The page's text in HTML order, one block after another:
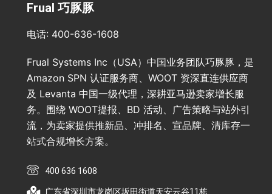
Frual 巧豚豚
电话: 400-636-1608
Frual Systems Inc（USA）中国业务团队巧豚豚，是
Amazon SPN 认证服务商、WOOT 资深直连供应商
及 Levanta 中国一级代理，深耕亚马逊卖家增长服
务。围绕 WOOT提报、BD 活动、广告策略与站外引
流，为卖家提供推新品、冲排名、宣品牌、清库存一
站式合规增长方案。
400 636 1608
广东省深圳市龙岗区坂田街道天安云谷11栋